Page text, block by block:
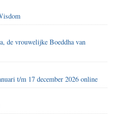
de vrouwelijke Boeddha van
t/m 17 december 2026 online